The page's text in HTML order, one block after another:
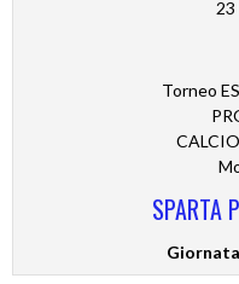
23
Torneo
SPARTA